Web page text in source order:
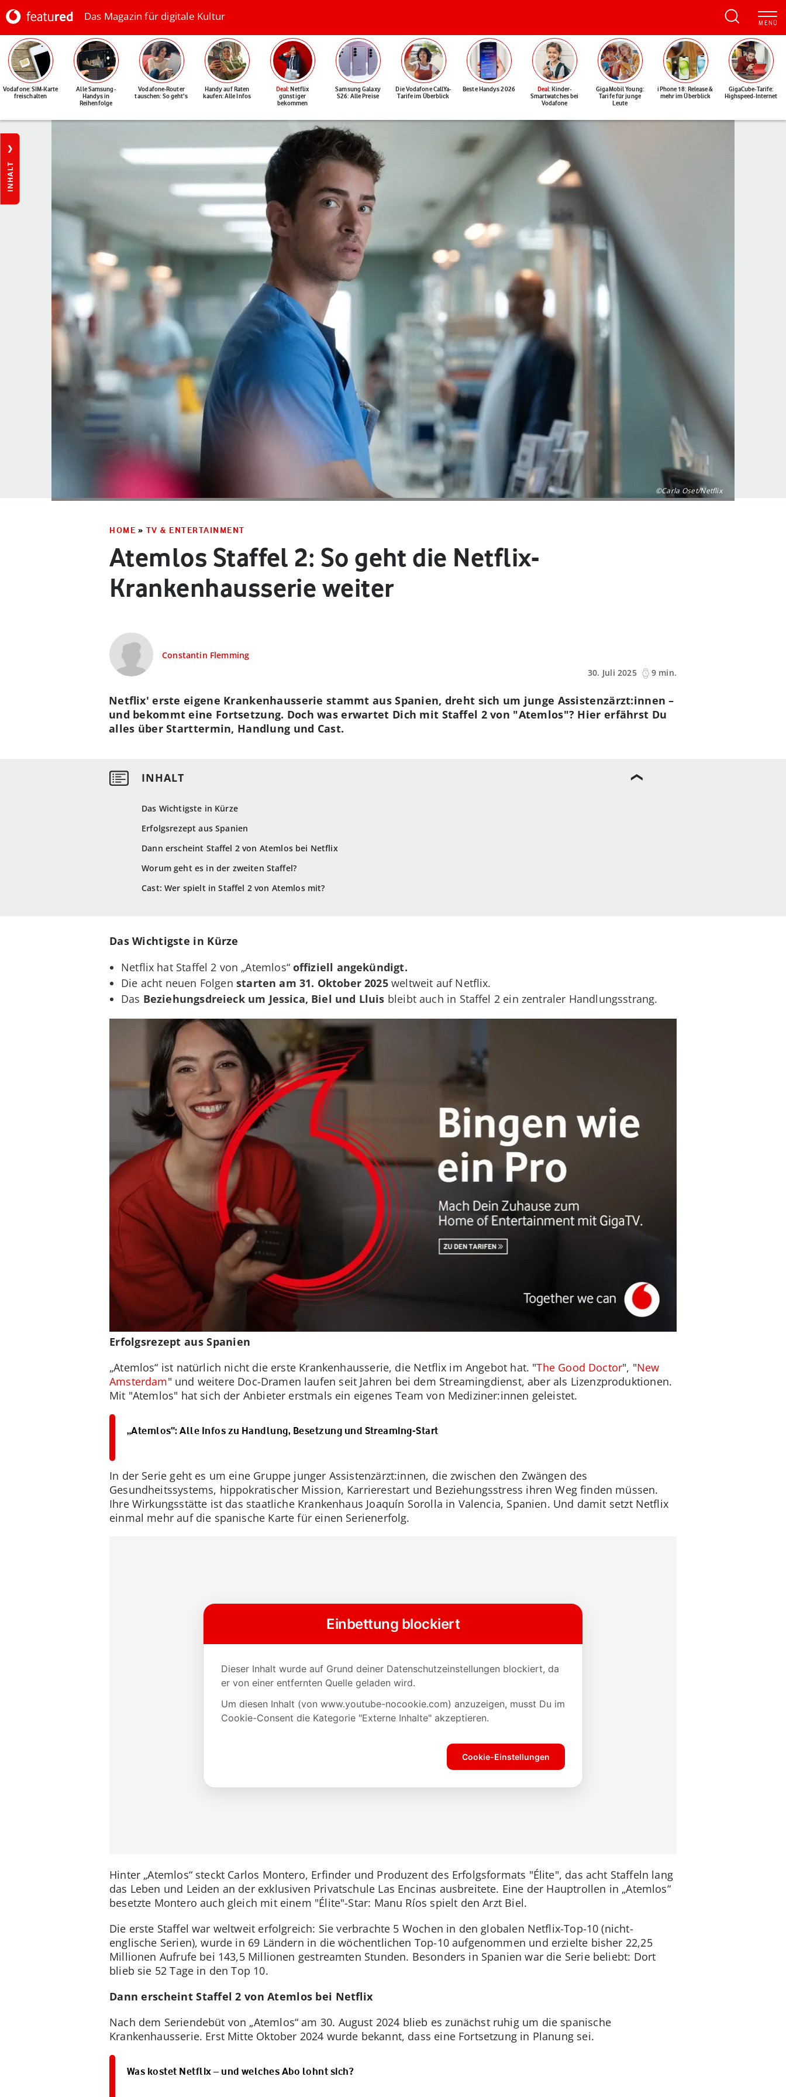
Das Magazin für digitale Kultur
Vodafone: SIM-Karte
freischalten
Alle Samsung-
Handys in
Reihenfolge
Vodafone-Router
tauschen: So geht's
Handy auf Raten
kaufen: Alle Infos
Deal: Netflix
günstiger
bekommen
Samsung Galaxy
S26: Alle Preise
Die Vodafone CallYa-
Tarife im Überblick
Beste Handys 2026 Deal: Kinder-
Smartwatches bei
Vodafone
GigaMobil Young:
Tarife für junge
Leute
iPhone 18: Release &
mehr im Überblick
GigaCube-Tarife:
Highspeed-Internet
INHALT
©Carla Oset/Netflix
HOME » TV & ENTERTAINMENT
Atemlos Staffel 2: So geht die Netflix-
Krankenhausserie weiter
Constantin Flemming
30. Juli 2025
9 min.
Das Wichtigste in Kürze
Erfolgsrezept aus Spanien
Dann erscheint Staffel 2 von Atemlos bei Netflix
Worum geht es in der zweiten Staffel?
Cast: Wer spielt in Staffel 2 von Atemlos mit?
Netflix' erste eigene Krankenhausserie stammt aus Spanien, dreht sich um junge Assistenzärzt:innen –
und bekommt eine Fortsetzung. Doch was erwartet Dich mit Staffel 2 von "Atemlos"? Hier erfährst Du
alles über Starttermin, Handlung und Cast.
Das Wichtigste in Kürze
Netflix hat Staffel 2 von „Atemlos“offiziell angekündigt.
Die acht neuen Folgen starten am 31. Oktober 2025weltweit auf Netflix.
Das Beziehungsdreieck um Jessica, Biel und Lluis bleibt auch in Staffel 2 ein zentraler Handlungsstrang.
Erfolgsrezept aus Spanien
„Atemlos“ ist natürlich nicht die erste Krankenhausserie, die Netflix im Angebot hat. "The Good Doctor", "New
Amsterdam" und weitere Doc-Dramen laufen seit Jahren bei dem Streamingdienst, aber als Lizenzproduktionen.
Mit "Atemlos" hat sich der Anbieter erstmals ein eigenes Team von Mediziner:innen geleistet.
„Atemlos“: Alle Infos zu Handlung, Besetzung und Streaming-Start
In der Serie geht es um eine Gruppe junger Assistenzärzt:innen, die zwischen den Zwängen des
Gesundheitssystems, hippokratischer Mission, Karrierestart und Beziehungsstress ihren Weg finden müssen.
Ihre Wirkungsstätte ist das staatliche Krankenhaus Joaquín Sorolla in Valencia, Spanien. Und damit setzt Netflix
einmal mehr auf die spanische Karte für einen Serienerfolg.
Hinter „Atemlos“ steckt Carlos Montero, Erfinder und Produzent des Erfolgsformats "Élite", das acht Staffeln lang
das Leben und Leiden an der exklusiven Privatschule Las Encinas ausbreitete. Eine der Hauptrollen in „Atemlos“
besetzte Montero auch gleich mit einem "Élite"-Star: Manu Ríos spielt den Arzt Biel.
Die erste Staffel war weltweit erfolgreich: Sie verbrachte 5 Wochen in den globalen Netflix-Top-10 (nicht-
englische Serien), wurde in 69 Ländern in die wöchentlichen Top-10 aufgenommen und erzielte bisher 22,25
Millionen Aufrufe bei 143,5 Millionen gestreamten Stunden. Besonders in Spanien war die Serie beliebt: Dort
blieb sie 52 Tage in den Top 10.
Dann erscheint Staffel 2 von Atemlos bei Netflix
Nach dem Seriendebüt von „Atemlos“ am 30. August 2024 blieb es zunächst ruhig um die spanische
Krankenhausserie. Erst Mitte Oktober 2024 wurde bekannt, dass eine Fortsetzung in Planung sei.
Was kostet Netflix – und welches Abo lohnt sich?